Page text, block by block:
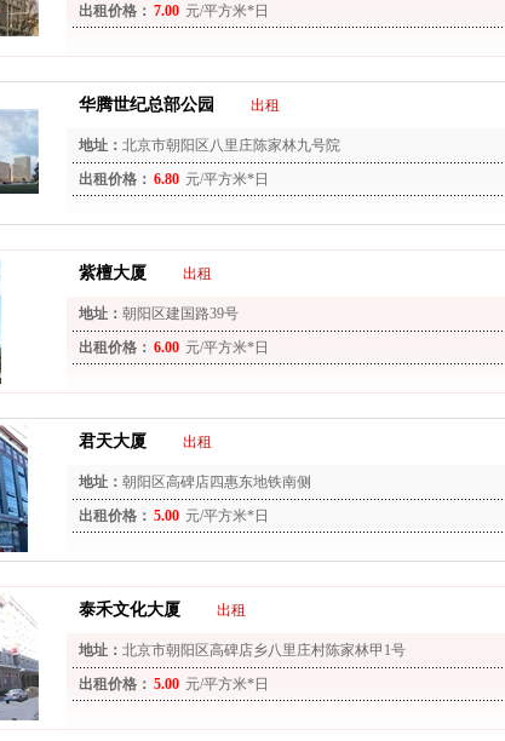
出租价格： 7.00 元/平方米*日
华腾世纪总部公园 出租
地址： 北京市朝阳区八里庄陈家林九号院
出租价格： 6.80 元/平方米*日
紫檀大厦 出租
地址： 朝阳区建国路39号
出租价格： 6.00 元/平方米*日
君天大厦 出租
地址： 朝阳区高碑店四惠东地铁南侧
出租价格： 5.00 元/平方米*日
泰禾文化大厦 出租
地址： 北京市朝阳区高碑店乡八里庄村陈家林甲1号
出租价格： 5.00 元/平方米*日